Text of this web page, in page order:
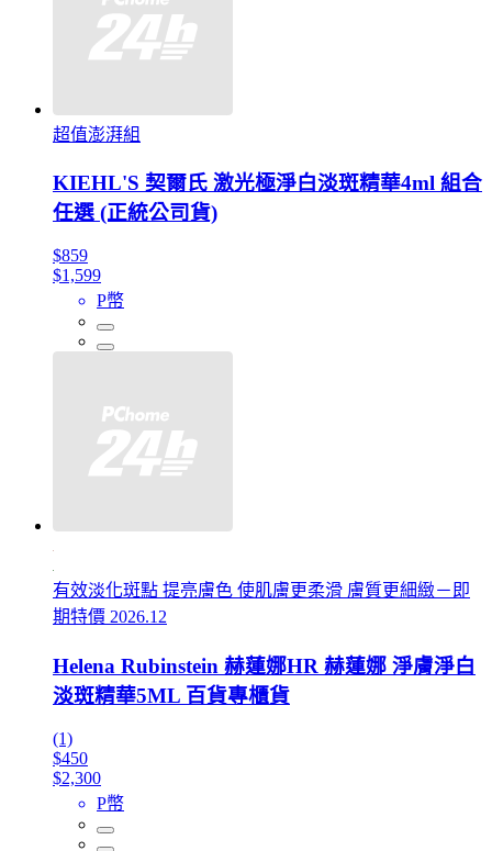
超值澎湃組
KIEHL'S 契爾氏 激光極淨白淡斑精華4ml 組合
任選 (正統公司貨)
$859
$1,599
P幣
有效淡化斑點 提亮膚色 使肌膚更柔滑 膚質更細緻－即
期特價 2026.12
Helena Rubinstein 赫蓮娜HR 赫蓮娜 淨膚淨白
淡斑精華5ML 百貨專櫃貨
(1)
$450
$2,300
P幣